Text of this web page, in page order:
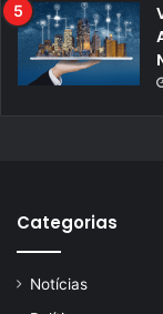
Categorias
Notícias